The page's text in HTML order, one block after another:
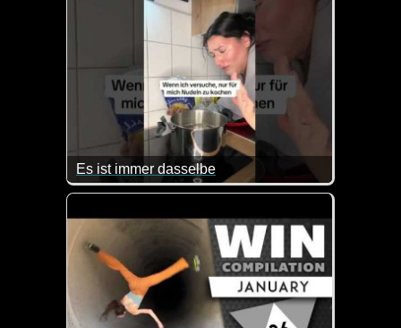
Es ist immer dasselbe
Das kennen wohl ziemlich viele Leute. Von